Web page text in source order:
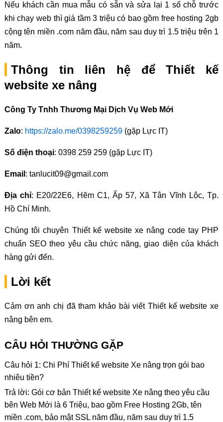
Nếu khách cần mua mẫu có sẵn và sửa lại 1 số chỗ trước
khi chạy web thì giá tầm 3 triệu có bao gồm free hosting 2gb
cộng tên miền .com năm đầu, năm sau duy trì 1.5 triệu trên 1
năm.
Thông tin liên hệ để Thiết kế
website xe nâng
Công Ty Tnhh Thương Mại Dịch Vụ Web Mới
Zalo: https://zalo.me/0398259259(gặp Lực IT)
Số điện thoại: 0398 259 259 (gặp Lực IT)
Email : tanlucit09@gmail.com
Địa chỉ: E20/22E6, Hẽm C1, Ấp 57, Xã Tân Vĩnh Lộc, Tp.
Hồ Chí Minh.
Chúng tôi chuyên Thiết kế website xe nâng code tay PHP
chuẩn SEO theo yêu cầu chức năng, giao diện của khách
hàng gửi đến.
Lời kết
Cảm ơn anh chị đã tham khảo bài viết Thiết kế website xe
nâng bên em.
CÂU HỎI THƯỜNG GẶP
Câu hỏi 1: Chi Phí Thiết kế website Xe nâng trọn gói bao
nhiêu tiền?
Trả lời: Gói cơ bản Thiết kế website Xe nâng theo yêu cầu
bên Web Mới là 6 Triệu, bao gồm Free Hosting 2Gb, tên
miền .com, bảo mật SSL năm đầu, năm sau duy trì 1.5